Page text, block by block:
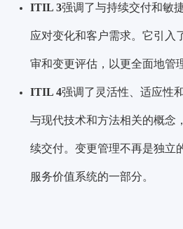
ITIL 3强调了与持续交付和敏
应对变化和客户需求。它引入
审和变更评估，以更全面地管
ITIL 4强调了灵活性、适应性
与现代技术和方法相关的概念
续交付。变更管理不再是独立
服务价值系统的一部分。